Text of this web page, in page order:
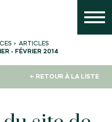
ARTICLES
- FÉVRIER 2014
← RETOUR À LA LISTE